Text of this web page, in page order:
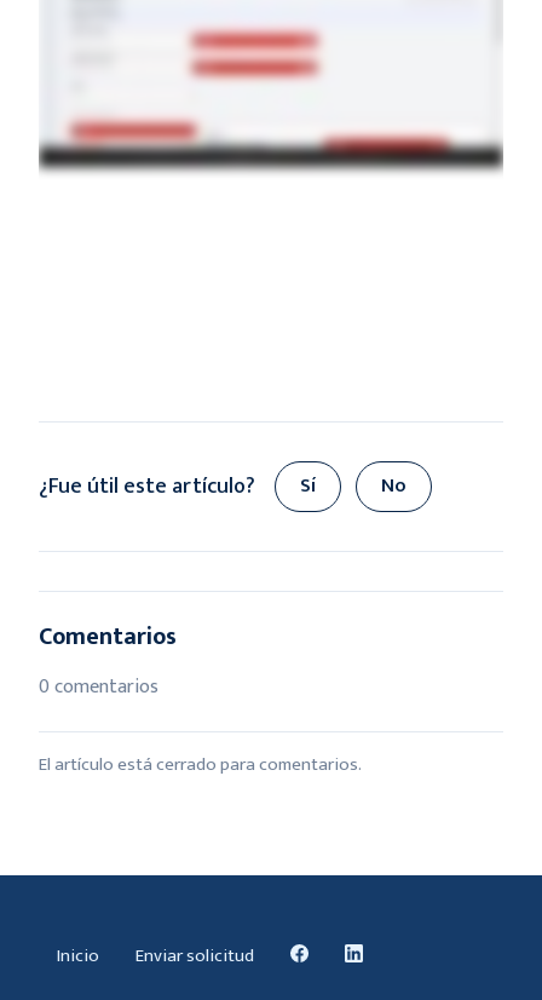
¿Fue útil este artículo? Sí No
Comentarios
0 comentarios
El artículo está cerrado para comentarios.
Inicio Enviar solicitud